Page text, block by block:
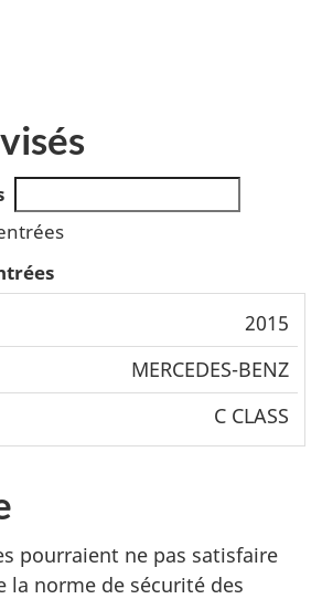
l
2015
MERCEDES-BENZ
C CLASS
pourraient ne pas satisfaire
la norme de sécurité des